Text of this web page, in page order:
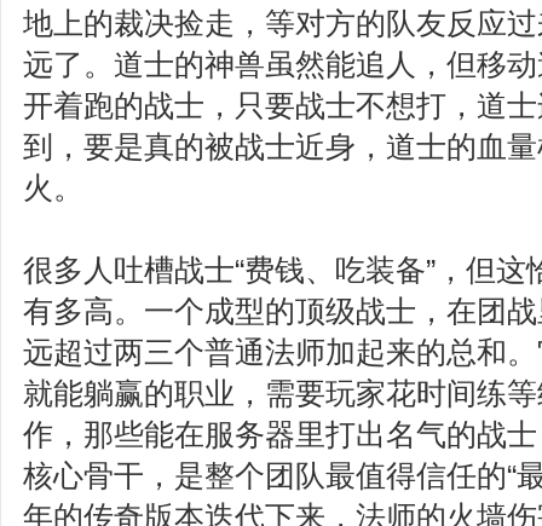
地上的裁决捡走，等对方的队友反应
远了。道士的神兽虽然能追人，但移
开着跑的战士，只要战士不想打，道
到，要是真的被战士近身，道士的血
火。
很多人吐槽战士“费钱、吃装备”，但
有多高。一个成型的顶级战士，在团
远超过两三个普通法师加起来的总和
就能躺赢的职业，需要玩家花时间练
作，那些能在服务器里打出名气的战
核心骨干，是整个团队最值得信任的“
年的传奇版本迭代下来，法师的火墙